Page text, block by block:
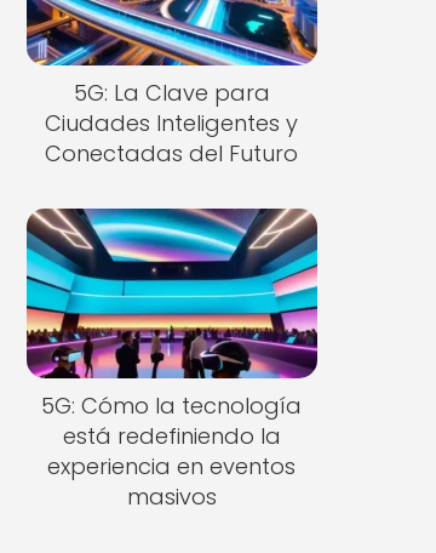
5G: La Clave para
Ciudades Inteligentes y
Conectadas del Futuro
5G: Cómo la tecnología
está redefiniendo la
experiencia en eventos
masivos